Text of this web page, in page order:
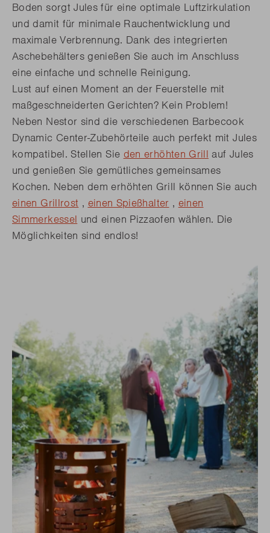
Boden sorgt Jules für eine optimale Luftzirkulation
und damit für minimale Rauchentwicklung und
maximale Verbrennung. Dank des integrierten
Aschebehälters genießen Sie auch im Anschluss
eine einfache und schnelle Reinigung.
Lust auf einen Moment an der Feuerstelle mit
maßgeschneiderten Gerichten? Kein Problem!
Neben Nestor sind die verschiedenen Barbecook
Dynamic Center-Zubehörteile auch perfekt mit Jules
kompatibel. Stellen Sie den erhöhten Grill auf Jules
und genießen Sie gemütliches gemeinsames
Kochen. Neben dem erhöhten Grill können Sie auch
einen Grillrost , einen Spießhalter , einen
Simmerkessel und einen Pizzaofen wählen. Die
Möglichkeiten sind endlos!